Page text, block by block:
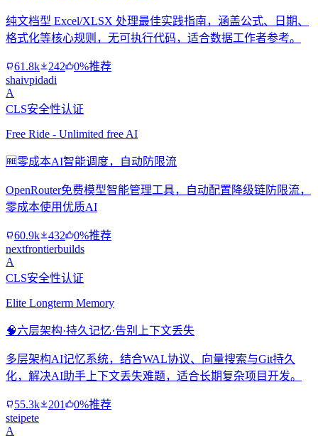
纯文档型 Excel/XLSX 处理最佳实践指南，涵盖公式、日期、
格式化等核心规则，无可执行代码，适合数据工作者参考。
61.8k 242
0%推荐
shaivpidadi
A
CLS安全性认证
Free Ride - Unlimited free AI
🆓零成本AI智能调度，自动防限流
OpenRouter免费模型智能管理工具，自动配置降级链防限流，
零成本使用优质AI
60.9k 432
0%推荐
nextfrontierbuilds
A
CLS安全性认证
Elite Longterm Memory
🧠六层架构·持久记忆·告别上下文丢失
多层架构AI记忆系统，结合WAL协议、向量搜索与Git持久
化，解决AI助手上下文丢失难题，适合长期复杂项目开发。
55.3k 201
0%推荐
steipete
A